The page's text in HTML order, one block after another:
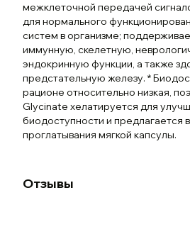
межклеточной передачей
для нормального
систем в организме;
иммунную, скелетную,
эндокринную функции, а также
предстательную железу. *
рационе относительно низкая,
Glycinate хелатируется для
биодоступности и предлагается
проглатывания мягкой капсулы.
Отзывы